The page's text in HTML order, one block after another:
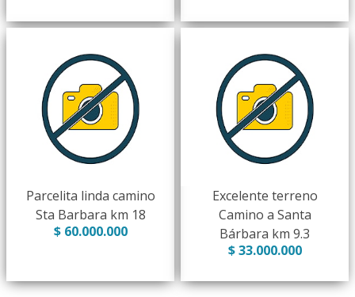
Parcelita linda camino
Sta Barbara km 18
$ 60.000.000
Excelente terreno
Camino a Santa
Bárbara km 9.3
$ 33.000.000